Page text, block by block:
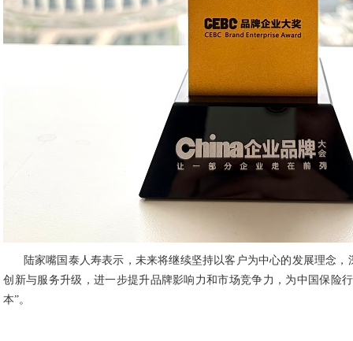
陆家嘴国泰人寿表示，未来将继续坚持以客户为中心的发展理念
创新与服务升级，进一步提升品牌影响力和市场竞争力，为中国保险
本”。